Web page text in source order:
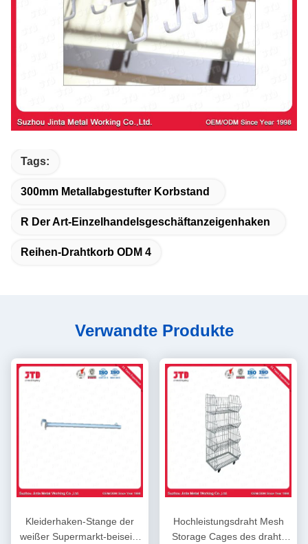
Tags:
300mm Metallabgestufter Korbstand
R Der Art-Einzelhandelsgeschäftanzeigenhaken
Reihen-Drahtkorb ODM 4
Verwandte Produkte
Kleiderhaken-Stange der
weißer Supermarkt-beiseite
Hochleistungsdraht Mesh
Storage Cages des draht-